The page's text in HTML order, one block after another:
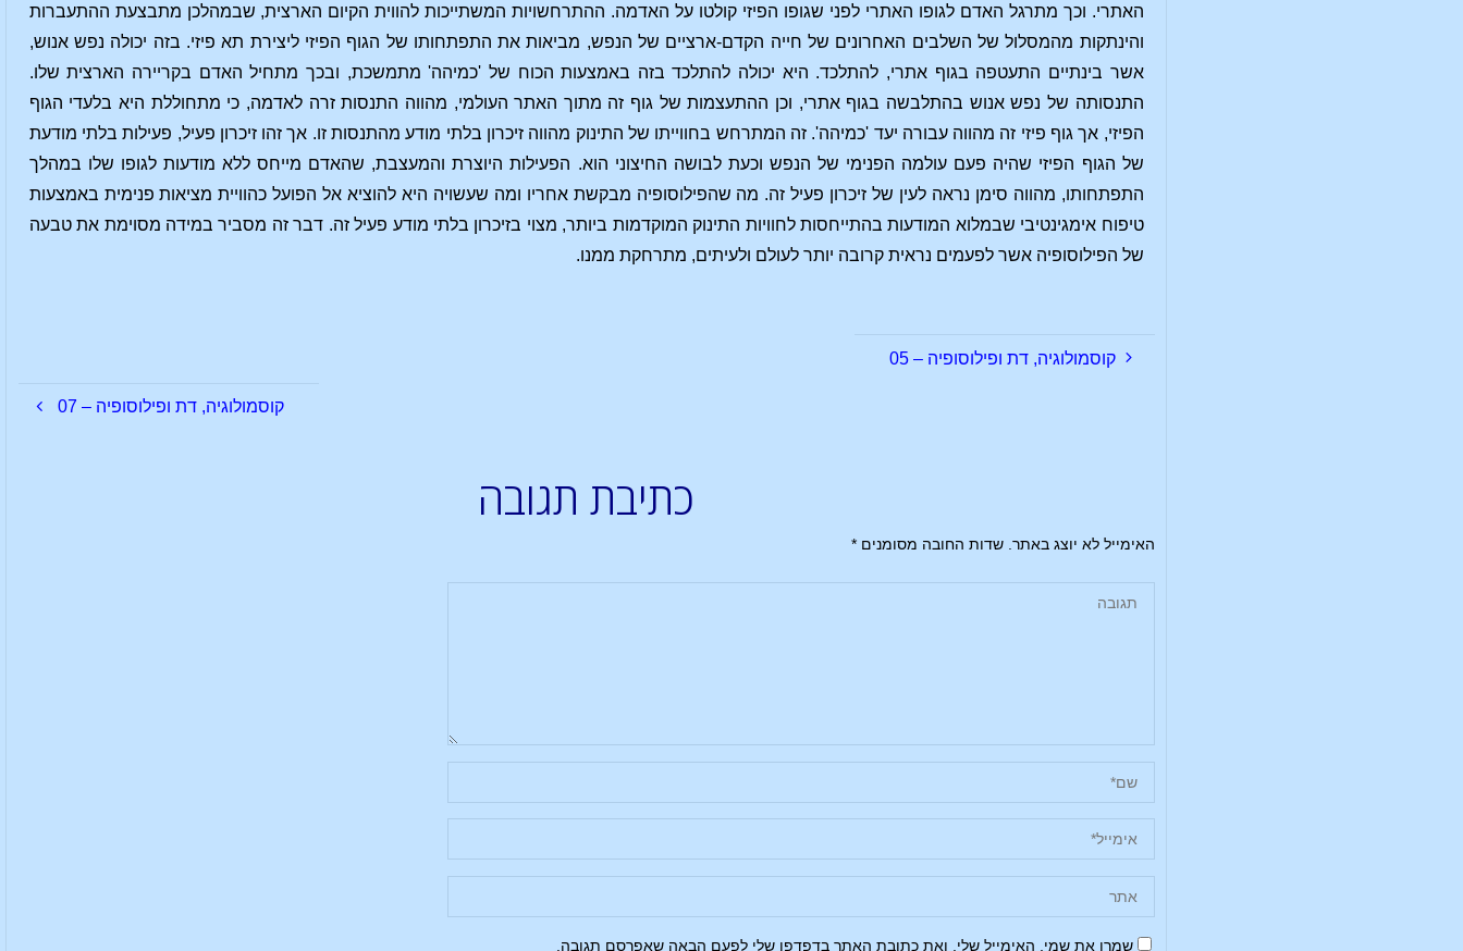
האתרי. וכך מתרגל האדם לגופו האתרי לפני שגופו הפיזי קולטו על האדמה. ההתרחשויות המשתייכות להווית הקיום הארצית, שבמהלכן מתבצעת ההתעברות
והינתקות מהמסלול של השלבים האחרונים של חייה הקדם-ארציים של הנפש, מביאות את התפתחותו של הגוף הפיזי ליצירת תא פיזי. בזה יכולה נפש אנוש,
אשר בינתיים התעטפה בגוף אתרי, להתלכד. היא יכולה להתלכד בזה באמצעות הכוח של 'כמיהה' מתמשכת, ובכך מתחיל האדם בקריירה הארצית שלו.
התנסותה של נפש אנוש בהתלבשה בגוף אתרי, וכן ההתעצמות של גוף זה מתוך האתר העולמי, מהווה התנסות זרה לאדמה, כי מתחוללת היא בלעדי הגוף
הפיזי, אך גוף פיזי זה מהווה עבורה יעד 'כמיהה'. זה המתרחש בחווייתו של התינוק מהווה זיכרון בלתי מודע מהתנסות זו. אך זהו זיכרון פעיל, פעילות בלתי מודעת
של הגוף הפיזי שהיה פעם עולמה הפנימי של הנפש וכעת לבושה החיצוני הוא. הפעילות היוצרת והמעצבת, שהאדם מייחס ללא מודעות לגופו שלו במהלך
התפתחותו, מהווה סימן נראה לעין של זיכרון פעיל זה. מה שהפילוסופיה מבקשת אחריו ומה שעשויה היא להוציא אל הפועל כהוויית מציאות פנימית באמצעות
טיפוח אימגינטיבי שבמלוא המודעות בהתייחסות לחוויות התינוק המוקדמות ביותר, מצוי בזיכרון בלתי מודע פעיל זה. דבר זה מסביר במידה מסוימת את טבעה
של הפילוסופיה אשר לפעמים נראית קרובה יותר לעולם ולעיתים, מתרחקת ממנו.
קוסמולוגיה, דת ופילוסופיה – 05
קוסמולוגיה, דת ופילוסופיה – 07
כתיבת תגובה
האימייל לא יוצג באתר. שדות החובה מסומנים*
שמרו את שמי, האימייל שלי, ואת כתובת האתר בדפדפן שלי לפעם הבאה שאפרסם תגובה.